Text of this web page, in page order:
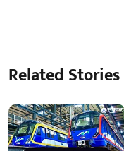
Related Stories